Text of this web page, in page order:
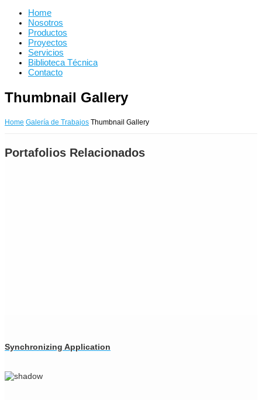
Home
Nosotros
Productos
Proyectos
Servicios
Biblioteca Técnica
Contacto
Thumbnail Gallery
Home Galería de Trabajos Thumbnail Gallery
Portafolios Relacionados
Synchronizing Application